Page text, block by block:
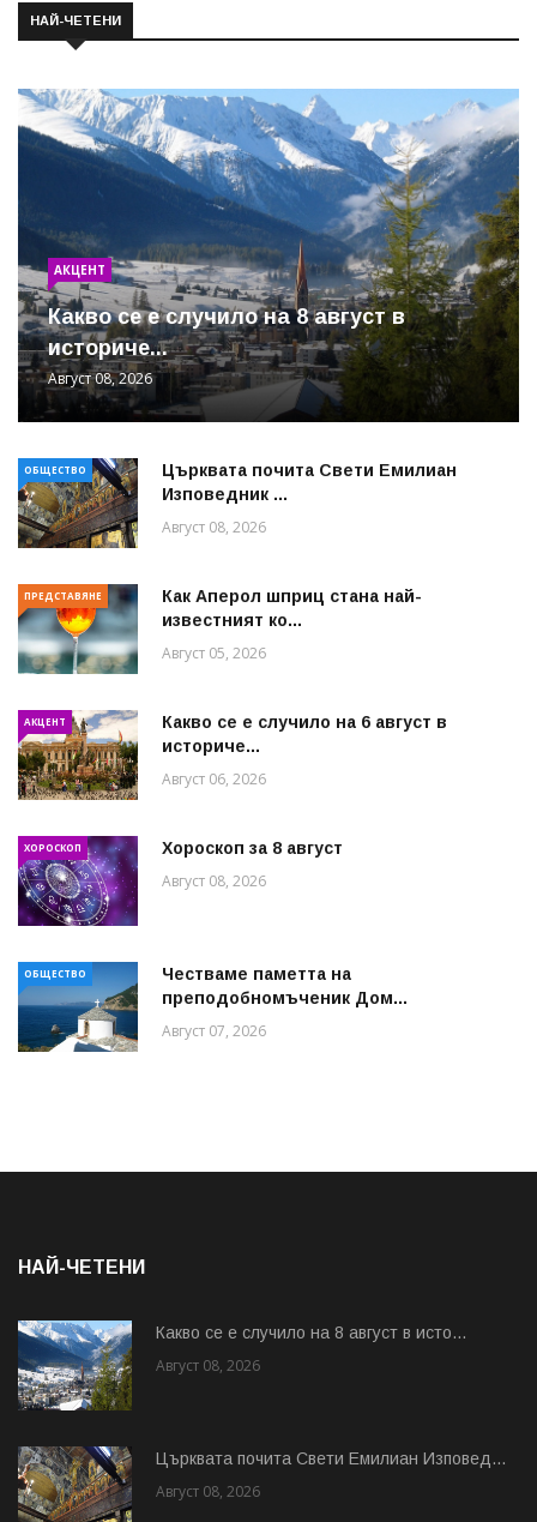
НАЙ-ЧЕТЕНИ
АКЦЕНТ
Какво се е случило на 8 август в
историче...
Август 08, 2026
ОБЩЕСТВО
Църквата почита Свeти Емилиан
Изповедник ...
Август 08, 2026
ПРЕДСТАВЯНЕ
Как Аперол шприц стана най-
известният ко...
Август 05, 2026
АКЦЕНТ
Какво се е случило на 6 август в
историче...
Август 06, 2026
ХОРОСКОП Хороскоп за 8 август
Август 08, 2026
ОБЩЕСТВО
Честваме паметта на
преподобномъченик Дом...
Август 07, 2026
НАЙ-ЧЕТЕНИ
Какво се е случило на 8 август в исто...
Август 08, 2026
Църквата почита Свeти Емилиан Изповед...
Август 08, 2026